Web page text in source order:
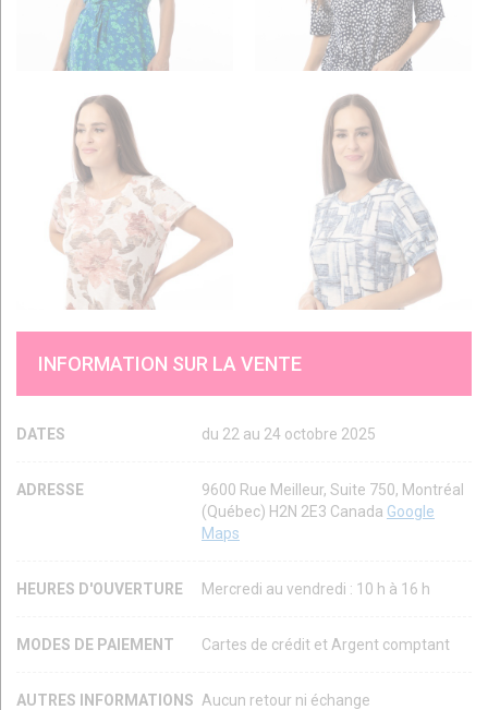
INFORMATION SUR LA VENTE
DATES du 22 au 24 octobre 2025
ADRESSE
9600 Rue Meilleur, Suite 750, Montréal
(Québec) H2N 2E3 Canada Google
Maps
HEURES D'OUVERTURE Mercredi au vendredi : 10 h à 16 h
MODES DE PAIEMENT Cartes de crédit et Argent comptant
AUTRES INFORMATIONS Aucun retour ni échange